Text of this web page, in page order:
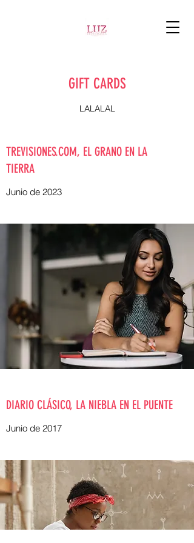
GIFT CARDS
LALALAL
TREVISIONES.COM, EL GRANO EN LA
TIERRA
Junio de 2023
DIARIO CLÁSICO, LA NIEBLA EN EL PUENTE
Junio de 2017